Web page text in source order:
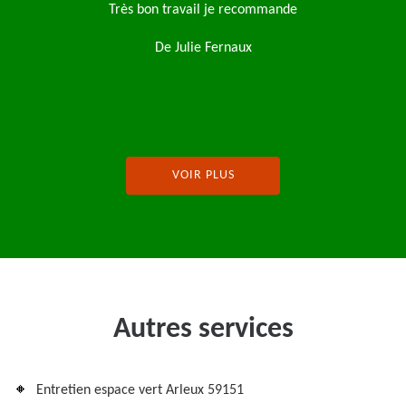
propre je recommande fortement cette entreprise
De Antoine Mureaux
VOIR PLUS
Autres services
Entretien espace vert Arleux 59151